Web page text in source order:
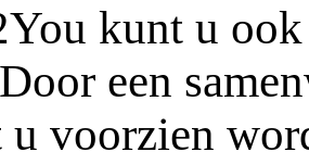
kunt u
een
voorzien